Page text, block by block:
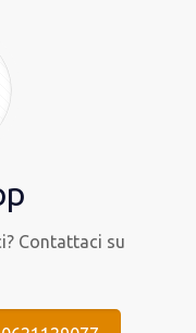
Contattaci su